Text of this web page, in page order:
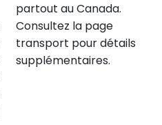
partout au Canada.
Consultez la page
transport pour détails
supplémentaires.